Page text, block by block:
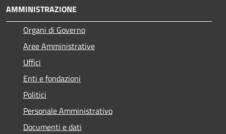
AMMINISTRAZIONE
Organi di Governo
Aree Amministrative
Uffici
Enti e fondazioni
Politici
Personale Amministrativo
Documenti e dati